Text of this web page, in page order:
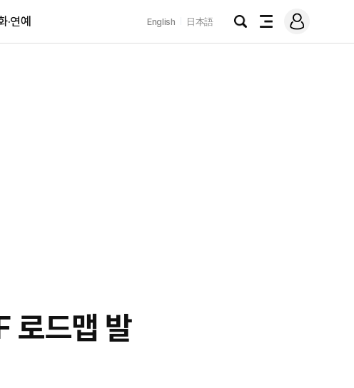
·연예 English 日本語
검
전
메
그
로드맵 발